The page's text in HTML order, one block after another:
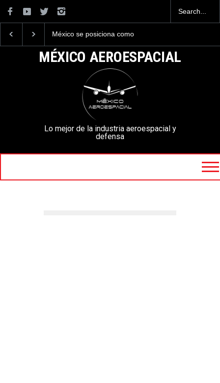
México se posiciona como
aeroespacial del mundo, al
superar los 13,600 millones
de dólares en exportaciones
la Armada de México
MÉXICO AEROESPACIAL
Lo mejor de la industria aeroespacial y
defensa